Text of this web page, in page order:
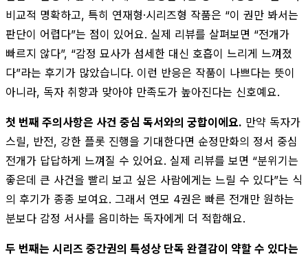
비교적 명확하고, 특히 연재형·시리즈형 작품은 “이 권만 봐서는
판단이 어렵다”는 점이 있어요. 실제 리뷰를 살펴보면 “전개가
빠르지 않다”, “감정 묘사가 섬세한 대신 호흡이 느리게 느껴졌
다”라는 후기가 많았습니다. 이런 반응은 작품이 나쁘다는 뜻이
아니라, 독자 취향과 맞아야 만족도가 높아진다는 신호예요.
첫 번째 주의사항은 사건 중심 독서와의 궁합이에요. 만약 독자가
스릴, 반전, 강한 플롯 진행을 기대한다면 순정만화의 정서 중심
전개가 답답하게 느껴질 수 있어요. 실제 리뷰를 보면 “분위기는
좋은데 큰 사건을 빨리 보고 싶은 사람에게는 느릴 수 있다”는 식
의 후기가 종종 보여요. 그래서 연모 4권은 빠른 전개만 원하는
분보다 감정 서사를 음미하는 독자에게 더 적합해요.
두 번째는 시리즈 중간권의 특성상 단독 완결감이 약할 수 있다는